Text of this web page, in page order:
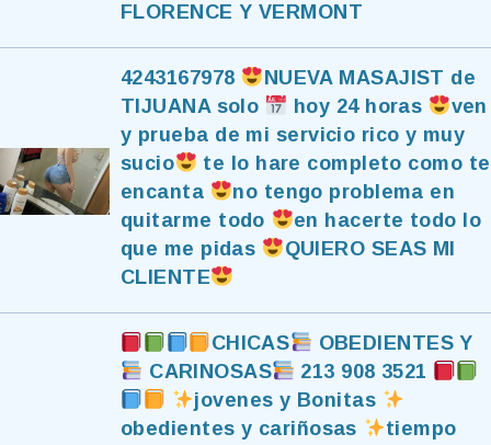
FLORENCE Y VERMONT
4243167978
NUEVA MASAJIST de
TIJUANA solo
hoy 24 horas
ven
y prueba de mi servicio rico y muy
sucio
te lo hare completo como te
encanta
no tengo problema en
quitarme todo
en hacerte todo lo
que me pidas
QUIERO SEAS MI
CLIENTE
CHICAS
OBEDIENTES Y
CARINOSAS
213 908 3521
jovenes y Bonitas
obedientes y cariñosas
tiempo